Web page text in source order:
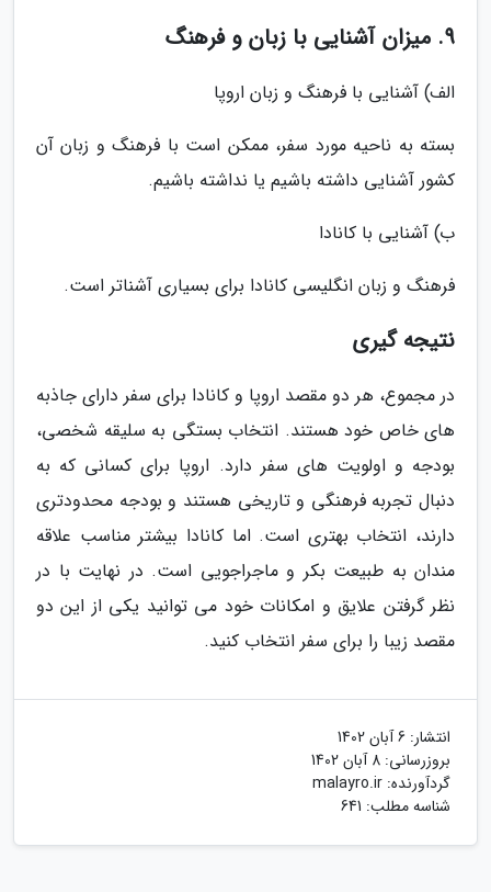
9. میزان آشنایی با زبان و فرهنگ
الف) آشنایی با فرهنگ و زبان اروپا
بسته به ناحیه مورد سفر، ممکن است با فرهنگ و زبان آن
کشور آشنایی داشته باشیم یا نداشته باشیم.
ب) آشنایی با کانادا
فرهنگ و زبان انگلیسی کانادا برای بسیاری آشناتر است.
نتیجه گیری
در مجموع، هر دو مقصد اروپا و کانادا برای سفر دارای جاذبه
های خاص خود هستند. انتخاب بستگی به سلیقه شخصی،
بودجه و اولویت های سفر دارد. اروپا برای کسانی که به
دنبال تجربه فرهنگی و تاریخی هستند و بودجه محدودتری
دارند، انتخاب بهتری است. اما کانادا بیشتر مناسب علاقه
مندان به طبیعت بکر و ماجراجویی است. در نهایت با در
نظر گرفتن علایق و امکانات خود می توانید یکی از این دو
مقصد زیبا را برای سفر انتخاب کنید.
انتشار: 6 آبان 1402
بروزرسانی: 8 آبان 1402
گردآورنده: malayro.ir
شناسه مطلب: 641